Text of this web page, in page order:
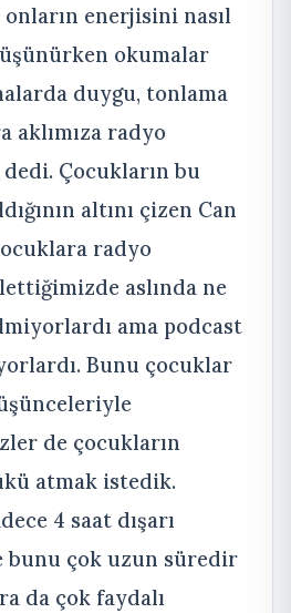
enerjisini nasıl
okumalar
duygu, tonlama
aklımıza radyo
Çocukların bu
altını çizen Can
radyo
aslında ne
ama podcast
Bunu çocuklar
de çocukların
atmak istedik.
4 saat dışarı
bunu çok uzun süredir
da çok faydalı